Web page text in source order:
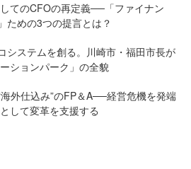
してのCFOの再定義──「ファイナン
ための3つの提言とは？
システムを創る。川崎市・福田市長が
ションパーク」の全貌
外仕込み”のFP＆A──経営危機を発端
して変革を支援する